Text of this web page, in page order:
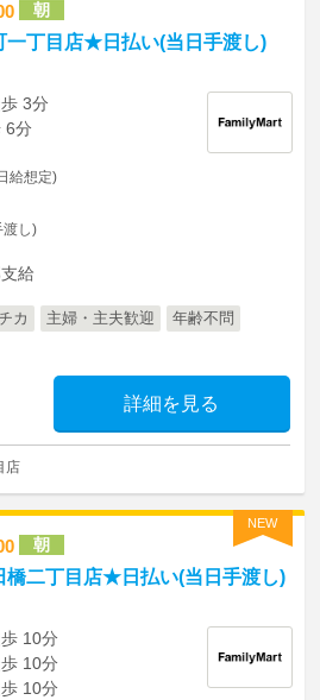
朝
一丁目店★日払い(当日手渡し)
3分
6分
給想定)
渡し)
給
カ 主婦・主夫歓迎
年齢不問
詳細を見る
店
NEW
朝
橋二丁目店★日払い(当日手渡し)
10分
10分
10分